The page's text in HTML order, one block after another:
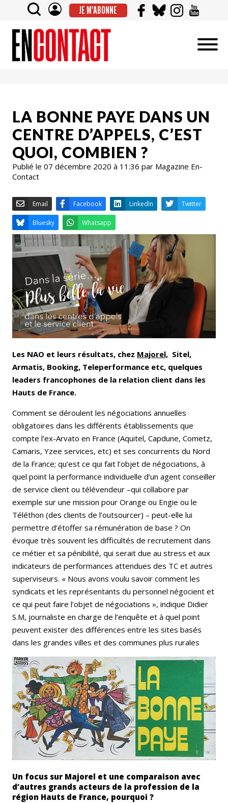
JE M'ABONNE
LA BONNE PAYE DANS UN
CENTRE D’APPELS, C’EST
QUOI, COMBIEN ?
Publié le 07 décembre 2020 à 11:36 par Magazine En-
Contact
Email Facebook LinkedIn
Bluesky Whatsapp
Les NAO et leurs résultats, chez Majorel, Sitel,
Armatis, Booking, Teleperformance etc, quelques
leaders francophones de la relation client dans les
Hauts de France.
Comment se déroulent les négociations annuelles
obligatoires dans les différents établissements que
compte l’ex-Arvato en France (Aquitel, Capdune, Cometz,
Camaris, Yzee services, etc) et ses concurrents du Nord
de la France; qu’est ce qui fait l’objet de négociations, à
quel point la performance individuelle d’un agent conseiller
de service client ou télévendeur –qui collabore par
exemple sur une mission pour Orange ou Engie ou le
Téléthon (des clients de l’outsourcer) – peut-elle lui
permettre d’étoffer sa rémunération de base ? On
évoque très souvent les difficultés de recrutement dans
ce métier et sa pénibilité, qui serait due au stress et aux
indicateurs de performances attendues des TC et autres
superviseurs. « Nous avons voulu savoir comment les
syndicats et les représentants du personnel négocient et
ce qui peut faire l’objet de négociations », indique Didier
S.M, journaliste en charge de l’enquête et à quel point
peuvent exister des différences entre les sites basés
dans les grandes villes et des communes plus rurales
Un focus sur Majorel et une comparaison avec
d’autres grands acteurs de la profession de la
région Hauts de France, pourquoi ?